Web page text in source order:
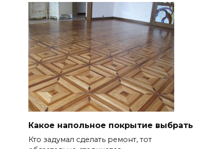
Какое напольное покрытие выбрать
Кто задумал сделать ремонт, тот